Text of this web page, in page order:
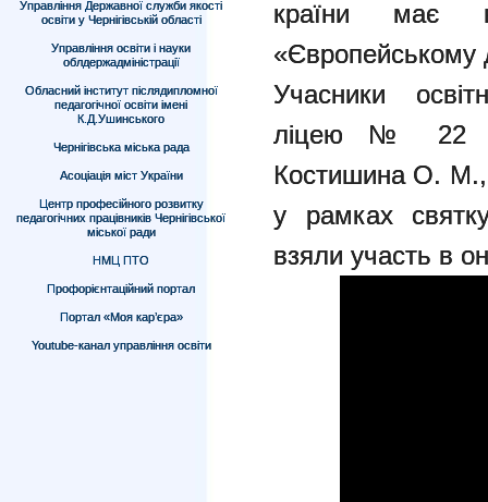
Управління Державної служби якості
освіти у Чернігівській області
Управління освіти і науки
облдержадміністрації
Обласний інститут післядипломної
педагогічної освіти імені
К.Д.Ушинського
Чернігівська міська рада
Асоціація міст України
Центр професійного розвитку
педагогічних працівників Чернігівської
міської ради
НМЦ ПТО
Профорієнтаційний портал
Портал «Моя кар’єра»
Youtube-канал управління освіти
країни має
«Європейському
Учасники
ліцею № 22
Костишина О.
у рамках
взяли участь в